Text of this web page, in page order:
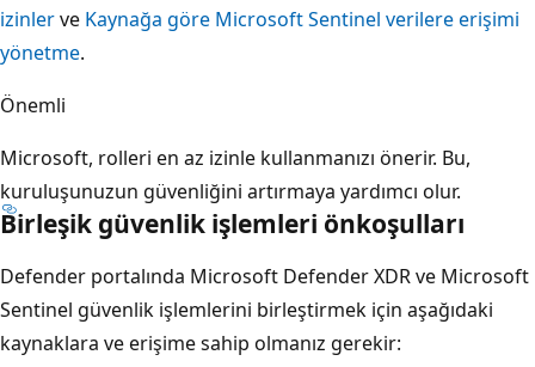
izinlerve Kaynağa göre Microsoft Sentinel verilere erişimi
yönetme.
Önemli
Microsoft, rolleri en az izinle kullanmanızı önerir. Bu,
kuruluşunuzun güvenliğini artırmaya yardımcı olur.
Birleşik güvenlik işlemleri önkoşulları
Defender portalında Microsoft Defender XDR ve Microsoft
Sentinel güvenlik işlemlerini birleştirmek için aşağıdaki
kaynaklara ve erişime sahip olmanız gerekir: